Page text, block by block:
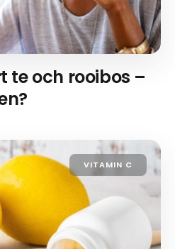
te och rooibos –
VITAMIN C